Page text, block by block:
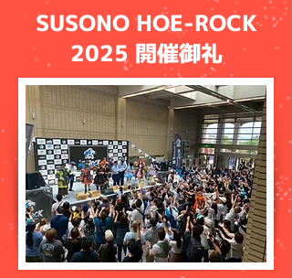
SUSONO HOE-ROCK
2025 開催御礼